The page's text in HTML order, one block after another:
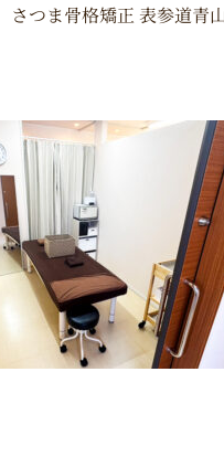
さつま骨格矯正 表参道青